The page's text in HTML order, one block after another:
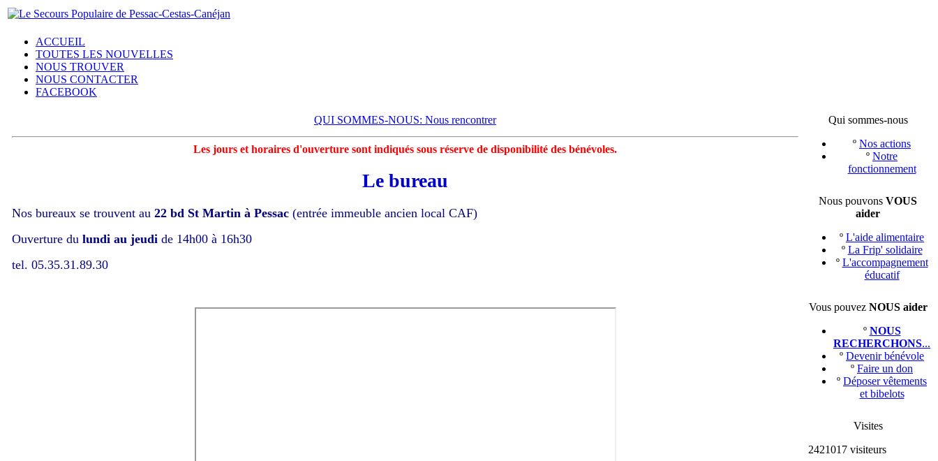
ACCUEIL
TOUTES LES NOUVELLES
NOUS TROUVER
NOUS CONTACTER
FACEBOOK
QUI SOMMES-NOUS: Nous rencontrer
Les jours et horaires d'ouverture sont indiqués sous réserve de disponibilité des bénévoles.
Le bureau
Nos bureaux se trouvent au 22 bd St Martin à Pessac (entrée immeuble ancien local CAF)
Ouverture du lundi au jeudi de 14h00 à 16h30
tel. 05.35.31.89.30
Qui sommes-nous
º Nos actions
º Notre
fonctionnement
Nous pouvons VOUS
aider
º L'aide alimentaire
º La Frip' solidaire
º L'accompagnement
éducatif
Vous pouvez NOUS aider
º NOUS
RECHERCHONS...
º Devenir bénévole
º Faire un don
º Déposer vêtements
et bibelots
Visites
2421017 visiteurs